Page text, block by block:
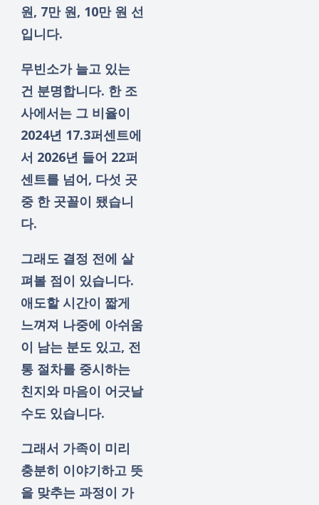
원, 7만 원, 10만 원 선
입니다.
무빈소가 늘고 있는
건 분명합니다. 한 조
사에서는 그 비율이
2024년 17.3퍼센트에
서 2026년 들어 22퍼
센트를 넘어, 다섯 곳
중 한 곳꼴이 됐습니
다.
그래도 결정 전에 살
펴볼 점이 있습니다.
애도할 시간이 짧게
느껴져 나중에 아쉬움
이 남는 분도 있고, 전
통 절차를 중시하는
친지와 마음이 어긋날
수도 있습니다.
그래서 가족이 미리
충분히 이야기하고 뜻
을 맞추는 과정이 가